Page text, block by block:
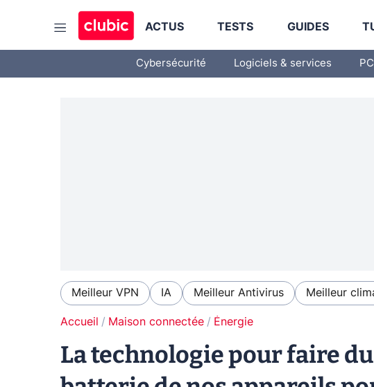
ACTUS TESTS GUIDES
Cybersécurité Logiciels & services
Meilleur VPN IA Meilleur Antivirus Meilleur
Accueil Maison connectée Énergie
La technologie pour faire